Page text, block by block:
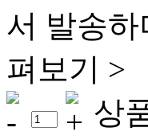
서 발송
펴보기 >
상